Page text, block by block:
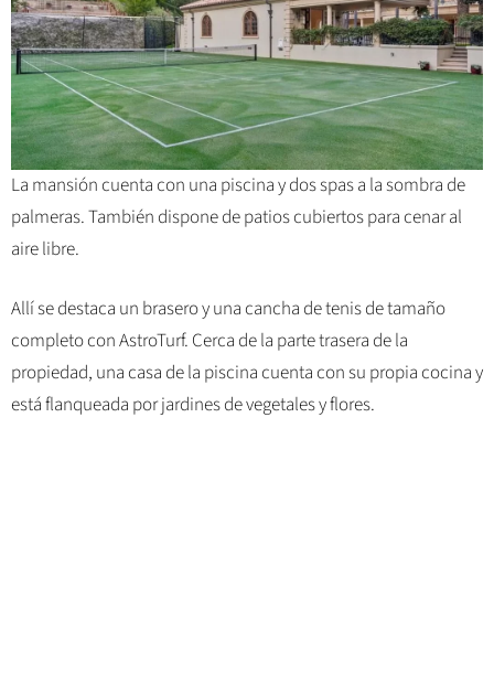
La mansión cuenta con una piscina y dos spas a la sombra de
palmeras. También dispone de patios cubiertos para cenar al
aire libre.
Allí se destaca un brasero y una cancha de tenis de tamaño
completo con AstroTurf. Cerca de la parte trasera de la
propiedad, una casa de la piscina cuenta con su propia cocina y
está flanqueada por jardines de vegetales y flores.